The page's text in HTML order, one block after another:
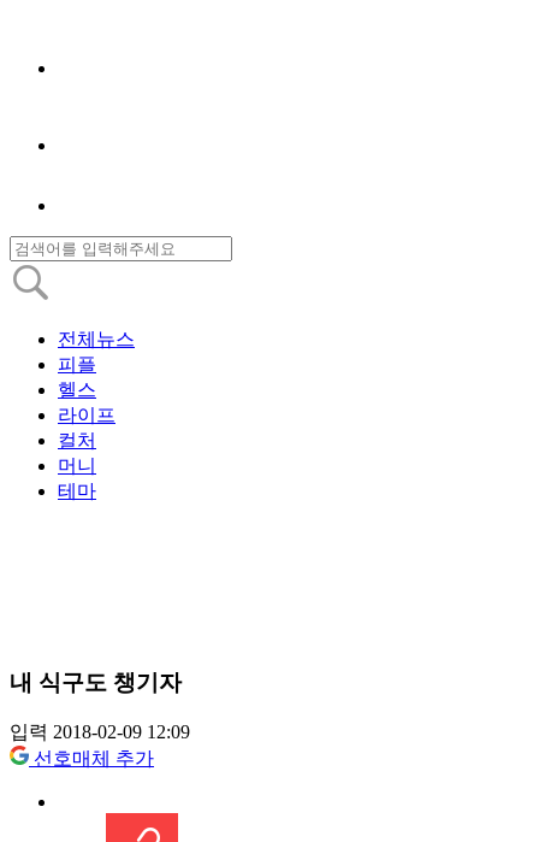
전체뉴스
피플
헬스
라이프
컬처
머니
테마
내 식구도 챙기자
입력 2018-02-09 12:09
선호매체 추가